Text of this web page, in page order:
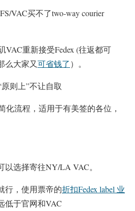
VAC买不了two-way courier
VAC重新接受Fedex (往返都可
么大家又可省钱了）。
原则上”不让自取
化流程，适用于有美签的各位，
选择寄往NY/LA VAC。
行，使用票帝的折扣Fedex label 业
低于官网和VAC